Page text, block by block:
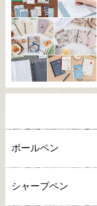
ボールペン
シャープペン